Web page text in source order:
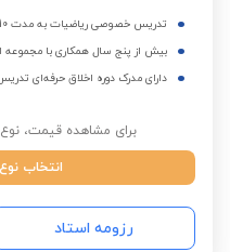
تدریس خصوصی ریاضیات به مدت 10 سال
بیش از پنج سال همکاری با مجموعه
دارای مدرک دوره اخلاق حرفه‌ای
برای مشاهده قیمت،
انتخاب
رزومه استاد